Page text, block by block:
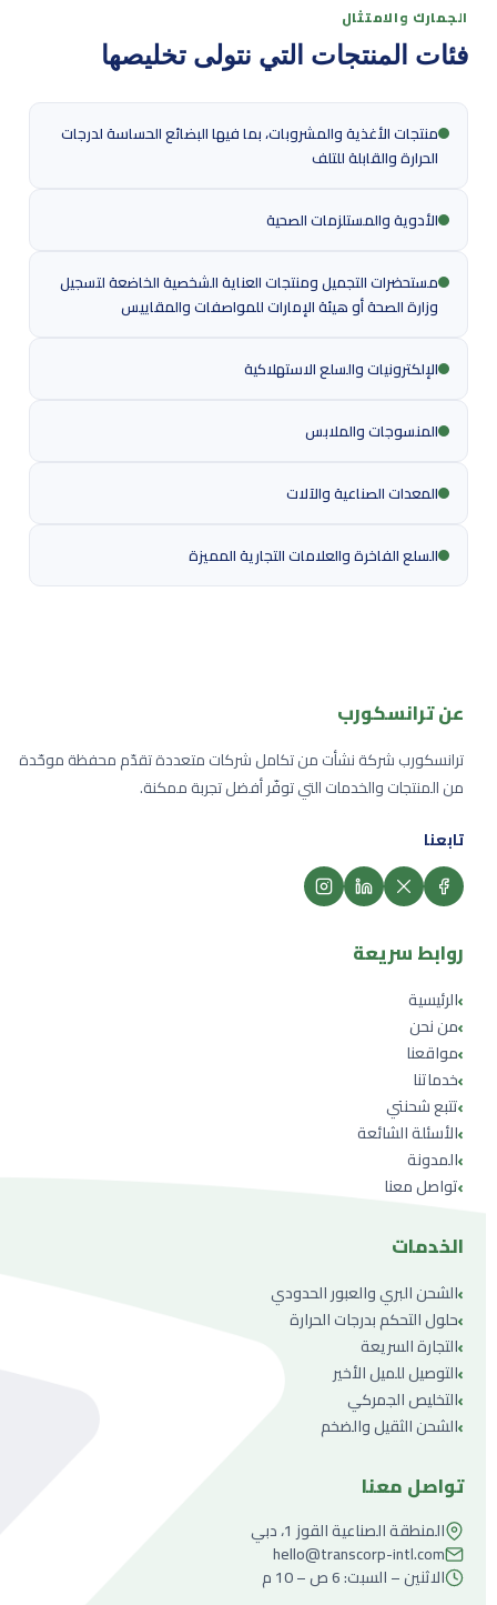
الجمارك والامتثال
فئات المنتجات التي نتولى تخليصها
منتجات الأغذية والمشروبات، بما فيها البضائع الحساسة لدرجات
الحرارة والقابلة للتلف
الأدوية والمستلزمات الصحية
مستحضرات التجميل ومنتجات العناية الشخصية الخاضعة لتسجيل
وزارة الصحة أو هيئة الإمارات للمواصفات والمقاييس
الإلكترونيات والسلع الاستهلاكية
المنسوجات والملابس
المعدات الصناعية والآلات
السلع الفاخرة والعلامات التجارية المميزة
عن ترانسكورب
ترانسكورب شركة نشأت من تكامل شركات متعددة تقدّم محفظة موحّدة
من المنتجات والخدمات التي توفّر أفضل تجربة ممكنة.
تابعنا
روابط سريعة
الرئيسية
من نحن
مواقعنا
خدماتنا
تتبع شحنتي
الأسئلة الشائعة
المدونة
تواصل معنا
الخدمات
الشحن البري والعبور الحدودي
حلول التحكم بدرجات الحرارة
التجارة السريعة
التوصيل للميل الأخير
التخليص الجمركي
الشحن الثقيل والضخم
تواصل معنا
المنطقة الصناعية القوز 1، دبي
hello@transcorp-intl.com
الاثنين – السبت: 6 ص – 10 م